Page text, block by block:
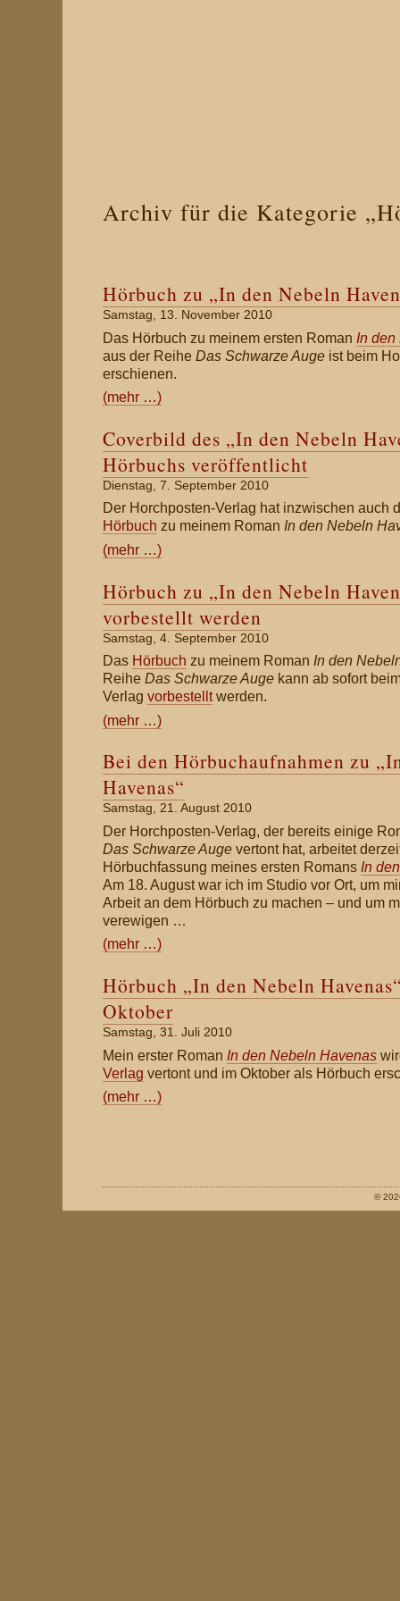
Archiv für die Kategorie
Hörbuch zu „In den Nebeln
Samstag, 13. November 2010
Das Hörbuch zu meinem ersten Roman In den
aus der Reihe Das Schwarze Auge ist beim
erschienen.
(mehr …)
Coverbild des „In den Nebeln
Hörbuchs veröffentlicht
Dienstag, 7. September 2010
Der Horchposten-Verlag hat inzwischen auch
Hörbuch zu meinem Roman In den Nebeln
(mehr …)
Hörbuch zu „In den Nebeln
vorbestellt werden
Samstag, 4. September 2010
Das Hörbuch zu meinem Roman In den
Reihe Das Schwarze Auge kann ab sofort
Verlag vorbestelltwerden.
(mehr …)
Bei den Hörbuchaufnahmen zu
Havenas“
Samstag, 21. August 2010
Der Horchposten-Verlag, der bereits einige
Das Schwarze Auge vertont hat, arbeitet
Hörbuchfassung meines ersten Romans In
Am 18. August war ich im Studio vor Ort, um
Arbeit an dem Hörbuch zu machen – und um
verewigen …
(mehr …)
Hörbuch „In den Nebeln
Oktober
Samstag, 31. Juli 2010
Mein erster Roman In den Nebeln Havenas
Verlag vertont und im Oktober als Hörbuch
(mehr …)
©